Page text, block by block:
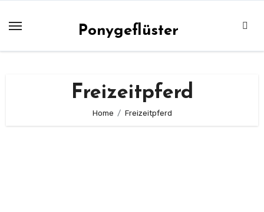
Inhalt
Ponygeflüster
Freizeitpferd
Home Freizeitpferd